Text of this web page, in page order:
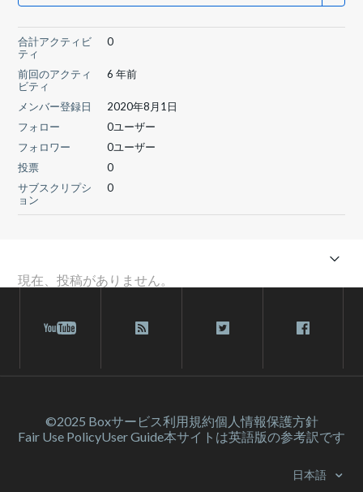
合計アクティビ
ティ
0
前回のアクティ
ビティ
6 年前
メンバー登録日
2020年8月1日
フォロー
0ユーザー
フォロワー
0ユーザー
投票
0
サブスクリプシ
ョン
0
現在、投稿がありません。
©2025 Boxサービス利⽤規約個人情報保護方針
Fair Use PolicyUser Guide本サイトは英語版の参考訳です
日本語